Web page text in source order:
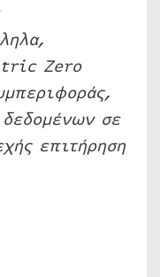
Zero
σε
επιτήρηση